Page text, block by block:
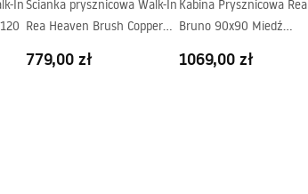
InŚcianka prysznicowa Walk-In
Rea Heaven Brush Copper
779,00 zł
Kabina Prysznicowa Rea
Bruno 90x90 Miedź
1069,00 zł